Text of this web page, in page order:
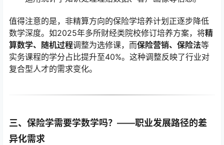
值得注意的是，非精算方向的保险学培养计划正逐步降低
数学深度。如2025年多所财经类院校修订培养方案，将精
算数学、随机过程调整为选修课，而保险营销、保险法等
实务课程的学分占比提升至40%。这种调整反映了行业对
复合型人才的需求变化。
三、保险学需要学数学吗？——职业发展路径的差
异化需求